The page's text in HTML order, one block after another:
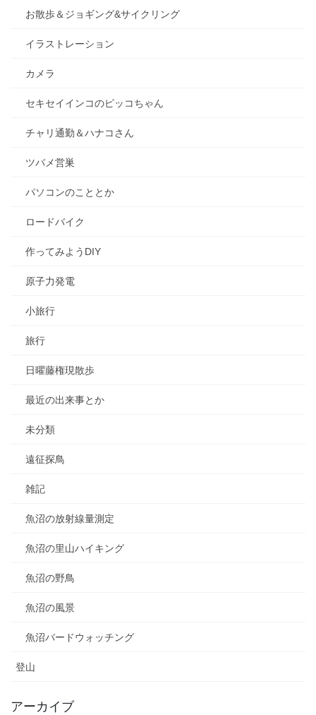
お散歩＆ジョギング&サイクリング
イラストレーション
カメラ
セキセイインコのピッコちゃん
チャリ通勤＆ハナコさん
ツバメ営巣
パソコンのこととか
ロードバイク
作ってみようDIY
原子力発電
小旅行
旅行
日曜藤権現散歩
最近の出来事とか
未分類
遠征探鳥
雑記
魚沼の放射線量測定
魚沼の里山ハイキング
魚沼の野鳥
魚沼の風景
魚沼バードウォッチング
登山
アーカイブ